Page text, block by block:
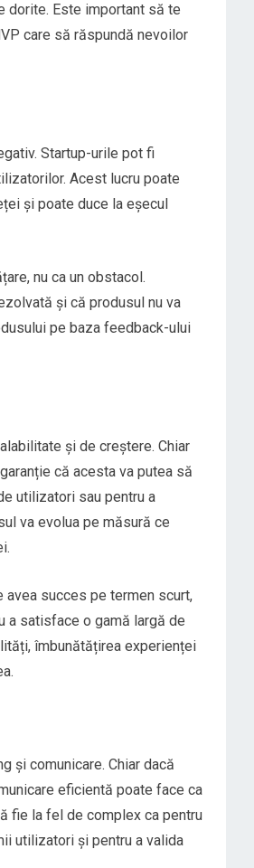
dorite. Este important să te
care să răspundă nevoilor
Startup-urile pot fi
Acest lucru poate
și poate duce la eșecul
nu ca un obstacol.
și că produsul nu va
pe baza feedback-ului
și de creștere. Chiar
că acesta va putea să
utilizatori sau pentru a
va evolua pe măsură ce
avea succes pe termen scurt,
a satisface o gamă largă de
îmbunătățirea experienței
și comunicare. Chiar dacă
eficientă poate face ca
fie la fel de complex ca pentru
utilizatori și pentru a valida